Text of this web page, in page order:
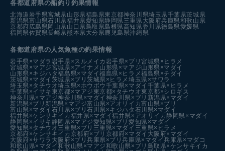
各都道府県の船釣り釣果情報
北海道岩手県宮城県山形県福島県東京都神奈川県埼玉県千葉県茨城県
新潟県富山県石川県福井県愛知県静岡県三重県大阪府兵庫県和歌山県
京都府広島県岡山県山口県鳥取県島根県高知県香川県徳島県愛媛県
福岡県佐賀県長崎県熊本県大分県鹿児島県沖縄県
各都道府県の人気魚種の釣果情報
岩手県×マダラ 岩手県×スルメイカ 岩手県×ブリ宮城県×ヒラメ
宮城県×マアジ宮城県×アイナメ 山形県×マアジ山形県×マダイ
山形県×キジハタ福島県×マダイ福島県×ヒラメ福島県×チダイ
茨城県×マダイ 茨城県×ブリ茨城県×ヒラメ埼玉県×サワラ
埼玉県×タチウオ埼玉県×ホウボウ 千葉県×マダイ 千葉県×ヒラメ
千葉県×イサキ 東京都×マアジ 東京都×タチウオ東京都×シロギス
神奈川県×マアジ神奈川県×マダイ 神奈川県×ブリ 新潟県×マダイ
新潟県×ブリ 新潟県×マアジ富山県×アオリイカ富山県×ブリ
富山県×マダイ 石川県×ブリ石川県×キジハタ 石川県×マダイ
福井県×ケンサキイカ 福井県×マダイ福井県×アオリイカ 静岡県×マダイ
静岡県×イサキ 静岡県×マアジ愛知県×ブリ愛知県×マダイ
愛知県×タチウオ三重県×ブリ 三重県×マダイ 三重県×ヒラメ
京都府×ケンサキイカ 京都府×ブリ 京都府×マダイ 大阪府×マダイ
大阪府×サワラ 大阪府×ブリ兵庫県×ブリ兵庫県×マダイ兵庫県×マダコ
和歌山県×マダイ和歌山県×マアジ和歌山県×ブリ 鳥取県×ケンサキイカ